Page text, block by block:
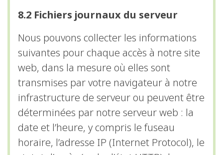
8.2 Fichiers journaux du serveur
Nous pouvons collecter les informations
suivantes pour chaque accès à notre site
web, dans la mesure où elles sont
transmises par votre navigateur à notre
infrastructure de serveur ou peuvent être
déterminées par notre serveur web : la
date et l’heure, y compris le fuseau
horaire, l’adresse IP (Internet Protocol), le